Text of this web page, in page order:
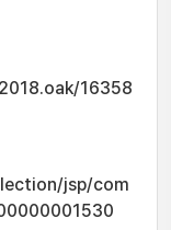
16358
jsp/com